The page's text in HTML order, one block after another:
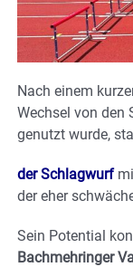
Nach einem
Wechsel von den
genutzt wurde,
der Schlagwurf
der eher
Sein Potential
Bachmehringer